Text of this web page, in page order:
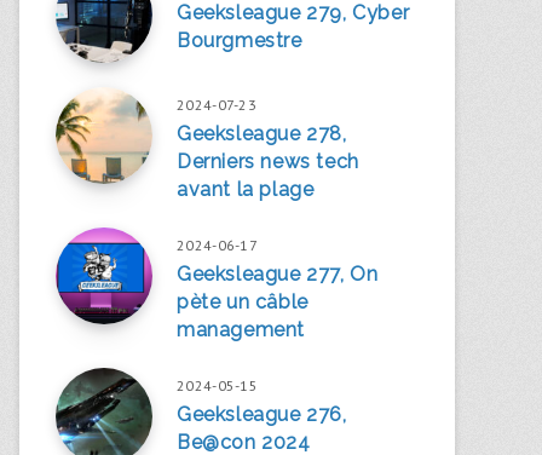
Geeksleague 279, Cyber
Bourgmestre
2024-07-23
Geeksleague 278,
Derniers news tech
avant la plage
2024-06-17
Geeksleague 277, On
pète un câble
management
2024-05-15
Geeksleague 276,
Be@con 2024